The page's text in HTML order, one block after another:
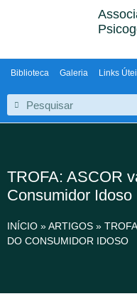
Biblioteca Galeria Links
TROFA: ASCOR
Consumidor Idoso
INÍCIO »ARTIGOS »
DO CONSUMIDOR IDOSO